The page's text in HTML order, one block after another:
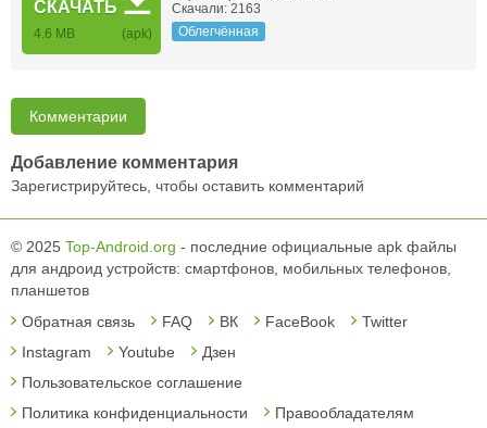
СКАЧАТЬ
4.6 MB (apk)
Скачали: 2163
Облегчённая
Комментарии
Добавление комментария
Зарегистрируйтесь, чтобы оставить комментарий
© 2025 Top-Android.org - последние официальные apk файлы
для андроид устройств: смартфонов, мобильных телефонов,
планшетов
Обратная связь
FAQ ВК FaceBook
Twitter
Instagram
Youtube
Дзен
Пользовательское соглашение
Политика конфиденциальности
Правообладателям